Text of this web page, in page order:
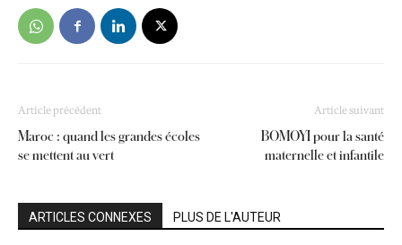
Article précédent
Maroc : quand les grandes écoles
se mettent au vert
Article suivant
BOMOYI pour la santé
maternelle et infantile
ARTICLES CONNEXES PLUS DE L'AUTEUR